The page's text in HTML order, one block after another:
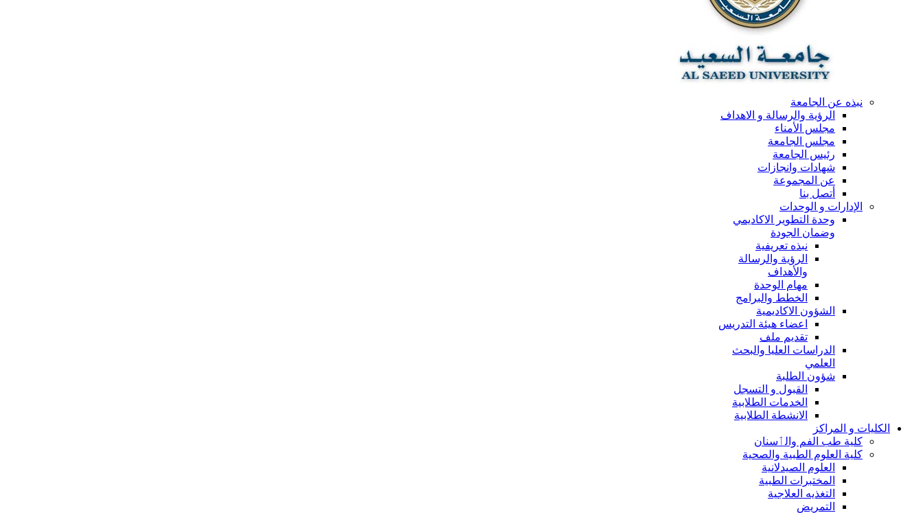
نبذه عن الجامعة
الرؤية والرسالة و الاهداف
مجلس الأمناء
مجلس الجامعة
رئيس الجامعة
شهادات وانجازات
عن المجموعة
أتصل بنا
الإدارات و الوحدات
وحدة التطوير الاكاديمي
وضمان الجودة
نبذه تعريفية
الرؤية والرسالة
والأهداف
مهام الوحدة
الخطط والبرامج
الشؤون الاكاديمية
اعضاء هيئة التدريس
تقديم ملف
الدراسات العليا والبحث
العلمي
شؤون الطلبة
القبول و التسجل
الخدمات الطلابية
الانشطة الطلابية
الكليات و المراكز
كلية طب الفم والٲسنان
كلية العلوم الطبية والصحية
العلوم الصيدلانية
المختبرات الطبية
التغذيه العلاجية
التمريض